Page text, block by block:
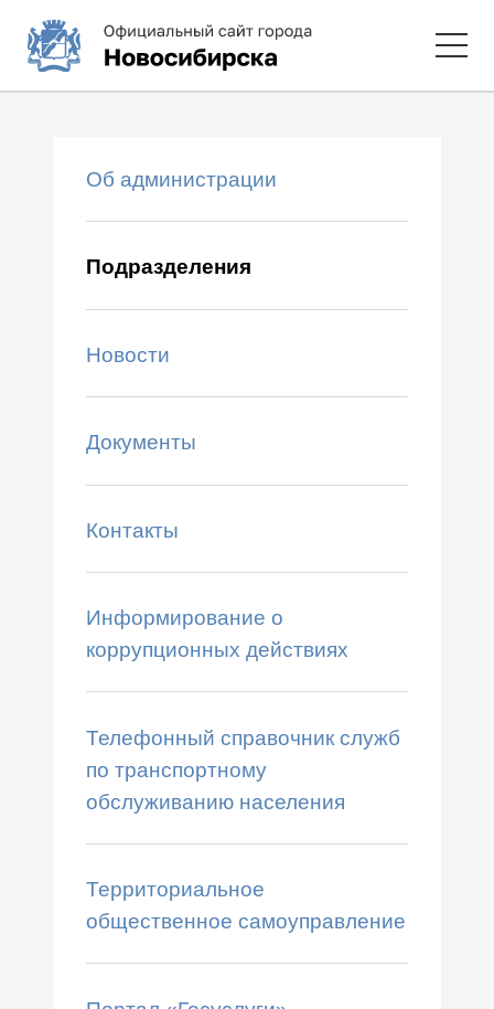
Об администрации
Подразделения
Новости
Документы
Контакты
Информирование о
коррупционных действиях
Телефонный справочник служб
по транспортному
обслуживанию населения
Территориальное
общественное самоуправление